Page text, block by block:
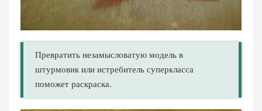
Превратить незамысловатую модель в
штурмовик или истребитель суперкласса
поможет раскраска.